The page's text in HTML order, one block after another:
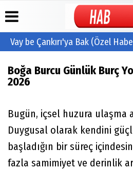
Haber
Arşivi
Arşivi
Günün
Haberleri
Durumu
Anketler
Biyografiler
Vay be Çankırı'ya Bak (Özel
Boğa Burcu Günlük Burç
2026
Bugün, içsel huzura ulaşma
Duygusal olarak kendini
başladığın bir süreç
fazla samimiyet ve derinlik